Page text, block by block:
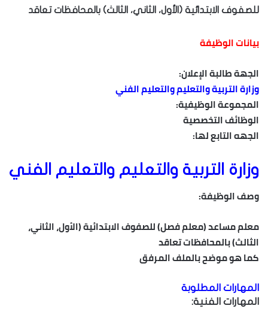
للصفوف الابتدائية (الأول، الثاني، الثالث) بالمحافظات تعاقد
بيانات الوظيفة
الجهة طالبة الإعلان:
وزارة التربية والتعليم والتعليم الفني
المجموعة الوظيفية:
الوظائف التخصصية
الجهه التابع لها:
وزارة التربية والتعليم والتعليم الفني
وصف الوظيفة:
معلم مساعد (معلم فصل) للصفوف الابتدائية (الأول، الثاني،
الثالث) بالمحافظات تعاقد
كما هو موضح بالملف المرفق
المهارات المطلوبة
المهارات الفنية: